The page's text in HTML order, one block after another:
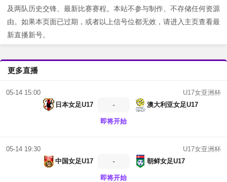
及两队历史交锋、最新比赛赛程。本站不参与制作、不存储任何资源
由。如果本页面已过期，或者以上信号位都无效，请进入主页查看最
新直播新号。
更多直播
05-14 15:00
U17女亚洲杯
日本女足U17
- 澳大利亚女足U17
即将开始
05-14 19:30
U17女亚洲杯
中国女足U17
- 朝鲜女足U17
即将开始